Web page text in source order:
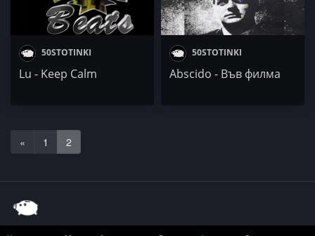
50STOTINKI
Lu - Keep Calm
50STOTINKI
Abscido - Във филма
« 1 2